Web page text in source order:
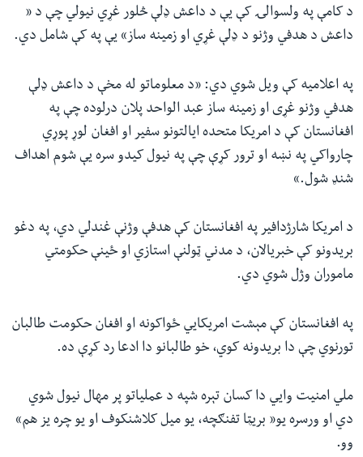
د کامې په ولسوالۍ کې یې د داعش ډلې څلور غړي نیولي چې د «
داعش د هدفي وژنو د ډلې غړي او زمینه ساز» یې په کې شامل دي.
په اعلامیه کې ویل شوي دي: «د معلوماتو له مخې د داعش ډلې
هدفي وژنو غړی او زمینه ساز عبد الواحد پلان درلوده چې په
افغانستان کې د امریکا متحده ایالتونو سفیر او افغان لوړ پوړي
چارواکي په نښه او ترور کړې چې په نیول کیدو سره یې شوم اهداف
شنډ شول.»
د امریکا شارژدافیر په افغانستان کې هدفې وژنې غندلي دي، په دغو
بریدونو کې خبریالان،‌ د مدني ټولنې استازي او ځينې حکومتي
ماموران وژل شوي دي.
په افغانستان کې مېشت امریکايي ځواکونه او افغان حکومت طالبان
تورنوي چې دا بریدونه کوي،‌ خو طالبانو دا ادعا رد کړې ده.
ملي امنیت وايي دا کسان تېره شپه د عملیاتو پر مهال نیول شوي
دي او ورسره یو« بریټا تفنګچه، یو میل کلاشنکوف او یو چره یز هم»
وو.